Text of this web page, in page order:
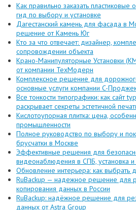
Как правильно заказать
гид по выбору и установке
Дагестанский камень для фасада в
решение от Камень Юг
Кто за что отвечает: дизайнер,
сопровождении объекта
Крано-Манипуляторные Установки
от компании ТехМодерн
Комплексное решение для
основные услуги компании C-
Все тонкости типографики: как сайт
раскрывает секреты эстетичной
Кислотоупорная плитка: цена,
промышленности
Полное руководство по выбору и
брусчатки в Москве
Эффективные решения для
видеонаблюдения в СПБ, установка
Обновление интерьера: как выбрать
RuBackup — надежное решение для
копирования данных в России
RuBackup: надёжное решение для
данных от Astra Group